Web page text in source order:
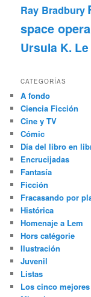
Ray Bradbury
space opera
Ursula K.
CATEGORÍAS
A fondo
Ciencia Ficción
Cine y TV
Cómic
Día del libro en
Encrucijadas
Fantasía
Ficción
Fracasando por
Histórica
Homenaje a Lem
Hors catégorie
Ilustración
Juvenil
Listas
Los cinco